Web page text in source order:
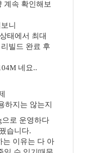
계속 확인해보
니
태에서 최대
빌드 완료 후
네요..
하지는 않는지
으로 운영하다
습니다.
는 이유는 다 아